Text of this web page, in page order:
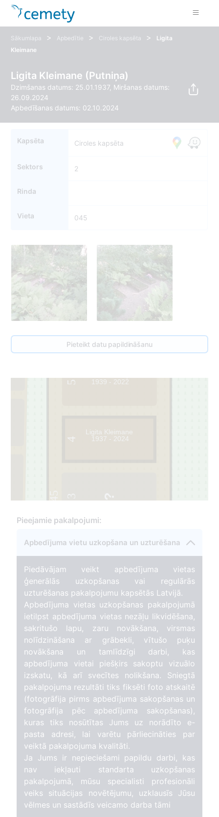
Sākumlapa > Apbedītie > Ciroles kapsēta >
Ligita
Kleimane
Ligita Kleimane (Putniņa)
Dzimšanas datums: 25.01.1937, Miršanas datums:
26.09.2024
Apbedīšanas datums: 02.10.2024
Kapsēta Ciroles kapsēta
Sektors 2
Rinda
Vieta 045
Pieteikt datu papildināšanu
45
4
5
Ligita Kleimane
1937 - 2024
1939 - 2022
Pieejamie pakalpojumi:
Apbedījuma vietu uzkopšana un uzturēšana
Piedāvājam veikt apbedījuma vietas
ģenerālās uzkopšanas vai regulārās
uzturēšanas pakalpojumu kapsētās Latvijā.
Apbedījuma vietas uzkopšanas pakalpojumā
ietilpst apbedījuma vietas nezāļu likvidēšana,
sakritušo lapu, zaru novākšana, virsmas
nolīdzināšana ar grābekli, vītušo puķu
novākšana un tamlīdzīgi darbi, kas
apbedījuma vietai piešķirs sakoptu vizuālo
izskatu, kā arī svecītes nolikšana. Sniegtā
pakalpojuma rezultāti tiks fiksēti foto atskaitē
(fotogrāfija pirms apbedījuma sakopšanas un
fotogrāfija pēc apbedījuma sakopšanas),
kuras tiks nosūtītas Jums uz norādīto e-
pasta adresi, lai varētu pārliecināties par
veiktā pakalpojuma kvalitāti.
Ja Jums ir nepieciešami papildu darbi, kas
nav iekļauti standarta uzkopšanas
pakalpojumā, mūsu specialisti profesionāli
veiks situācijas novētējumu, uzklausīs Jūsu
vēlmes un sastādīs veicamo darba tāmi